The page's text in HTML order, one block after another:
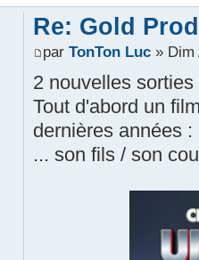
Re: Gold
par TonTon Luc» Dim
2 nouvelles
Tout d'abord un
dernières années
... son fils / son